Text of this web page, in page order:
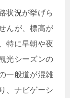
状況が挙げら
んが、標高が
特に早朝や夜
光シーズンの
一般道が混雑
、ナビゲーシ